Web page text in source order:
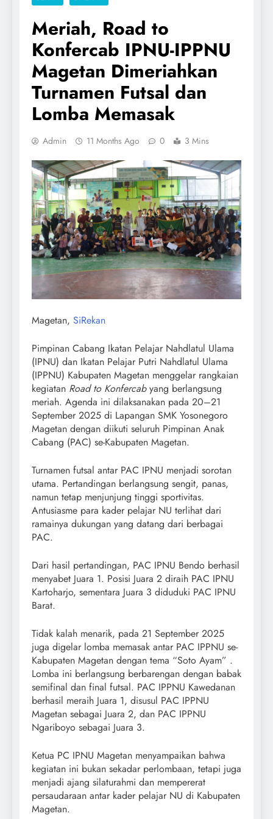
Meriah, Road to
Konfercab IPNU-IPPNU
Magetan Dimeriahkan
Turnamen Futsal dan
Lomba Memasak
Admin 11 Months Ago 0 3 Mins
Magetan, SiRekan
Pimpinan Cabang Ikatan Pelajar Nahdlatul Ulama
(IPNU) dan Ikatan Pelajar Putri Nahdlatul Ulama
(IPPNU) Kabupaten Magetan menggelar rangkaian
kegiatan Road to Konfercabyang berlangsung
meriah. Agenda ini dilaksanakan pada 20–21
September 2025 di Lapangan SMK Yosonegoro
Magetan dengan diikuti seluruh Pimpinan Anak
Cabang (PAC) se-Kabupaten Magetan.
Turnamen futsal antar PAC IPNU menjadi sorotan
utama. Pertandingan berlangsung sengit, panas,
namun tetap menjunjung tinggi sportivitas.
Antusiasme para kader pelajar NU terlihat dari
ramainya dukungan yang datang dari berbagai
PAC.
Dari hasil pertandingan, PAC IPNU Bendo berhasil
menyabet Juara 1. Posisi Juara 2 diraih PAC IPNU
Kartoharjo, sementara Juara 3 diduduki PAC IPNU
Barat.
Tidak kalah menarik, pada 21 September 2025
juga digelar lomba memasak antar PAC IPPNU se-
Kabupaten Magetan dengan tema “Soto Ayam” .
Lomba ini berlangsung berbarengan dengan babak
semifinal dan final futsal. PAC IPPNU Kawedanan
berhasil meraih Juara 1, disusul PAC IPPNU
Magetan sebagai Juara 2, dan PAC IPPNU
Ngariboyo sebagai Juara 3.
Ketua PC IPNU Magetan menyampaikan bahwa
kegiatan ini bukan sekadar perlombaan, tetapi juga
menjadi ajang silaturahmi dan mempererat
persaudaraan antar kader pelajar NU di Kabupaten
Magetan.